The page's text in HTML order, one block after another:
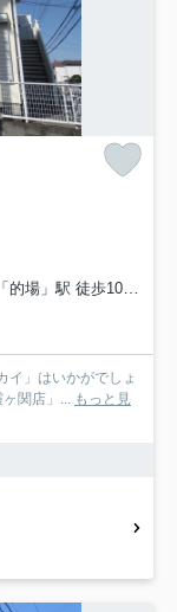
的場」駅 徒歩10分
イ」はいかがでしょ
関店」... もっと見